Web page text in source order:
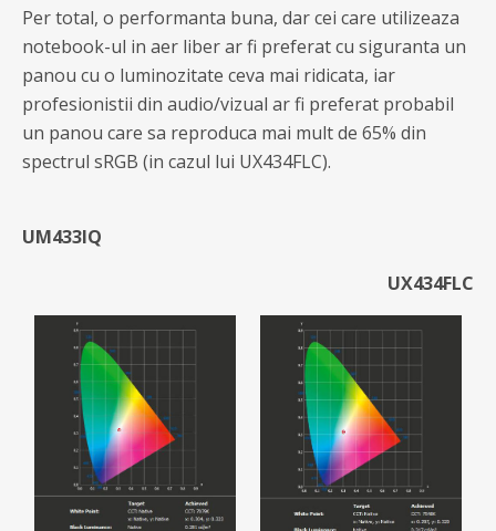
Per total, o performanta buna, dar cei care utilizeaza
notebook-ul in aer liber ar fi preferat cu siguranta un
panou cu o luminozitate ceva mai ridicata, iar
profesionistii din audio/vizual ar fi preferat probabil
un panou care sa reproduca mai mult de 65% din
spectrul sRGB (in cazul lui UX434FLC).
UM433IQ
UX434FLC